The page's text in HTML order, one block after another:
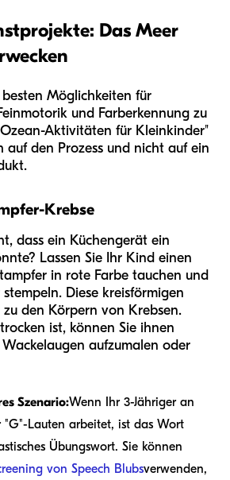
Das Meer
Möglichkeiten für
und Farberkennung zu
Aktivitäten für Kleinkinder"
auf den Prozess und nicht auf ein
Krebse
dass ein Küchengerät ein
Lassen Sie Ihr Kind einen
in rote Farbe tauchen und
Diese kreisförmigen
den Körpern von Krebsen.
ist, können Sie ihnen
aufzumalen oder
Szenario:Wenn Ihr 3-Jähriger an
"G"-Lauten arbeitet, ist das Wort
Übungswort. Sie können
von Speech Blubsverwenden,